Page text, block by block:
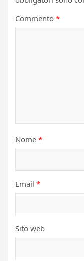
Commento *
Nome *
Email *
Sito web